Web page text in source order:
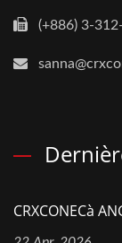
(+886) 3-
CRXCONECà